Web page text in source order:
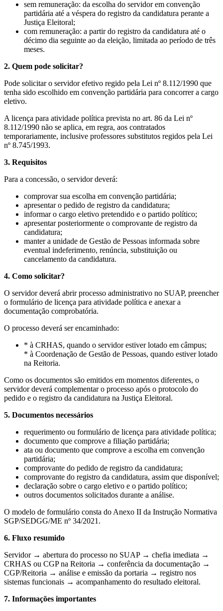
sem remuneração: da escolha do servidor em convenção
partidária até a véspera do registro da candidatura perante a
Justiça Eleitoral;
com remuneração: a partir do registro da candidatura até o
décimo dia seguinte ao da eleição, limitada ao período de três
meses.
2. Quem pode solicitar?
Pode solicitar o servidor efetivo regido pela Lei nº 8.112/1990 que
tenha sido escolhido em convenção partidária para concorrer a cargo
eletivo.
A licença para atividade política prevista no art. 86 da Lei nº
8.112/1990 não se aplica, em regra, aos contratados
temporariamente, inclusive professores substitutos regidos pela Lei
nº 8.745/1993.
3. Requisitos
Para a concessão, o servidor deverá:
comprovar sua escolha em convenção partidária;
apresentar o pedido de registro da candidatura;
informar o cargo eletivo pretendido e o partido político;
apresentar posteriormente o comprovante de registro da
candidatura;
manter a unidade de Gestão de Pessoas informada sobre
eventual indeferimento, renúncia, substituição ou
cancelamento da candidatura.
4. Como solicitar?
O servidor deverá abrir processo administrativo no SUAP, preencher
o formulário de licença para atividade política e anexar a
documentação comprobatória.
O processo deverá ser encaminhado:
* à CRHAS, quando o servidor estiver lotado em câmpus;
* à Coordenação de Gestão de Pessoas, quando estiver lotado
na Reitoria.
Como os documentos são emitidos em momentos diferentes, o
servidor deverá complementar o processo após o protocolo do
pedido e o registro da candidatura na Justiça Eleitoral.
5. Documentos necessários
requerimento ou formulário de licença para atividade política;
documento que comprove a filiação partidária;
ata ou documento que comprove a escolha em convenção
partidária;
comprovante do pedido de registro da candidatura;
comprovante do registro da candidatura, assim que disponível;
declaração sobre o cargo eletivo e o partido político;
outros documentos solicitados durante a análise.
O modelo de formulário consta do Anexo II da Instrução Normativa
SGP/SEDGG/ME nº 34/2021.
6. Fluxo resumido
Servidor → abertura do processo no SUAP → chefia imediata →
CRHAS ou CGP na Reitoria → conferência da documentação →
CGP/Reitoria → análise e emissão da portaria → registro nos
sistemas funcionais → acompanhamento do resultado eleitoral.
7. Informações importantes